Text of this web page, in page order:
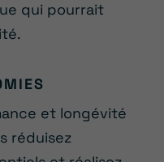
qui pourrait
et longévité
réduisez